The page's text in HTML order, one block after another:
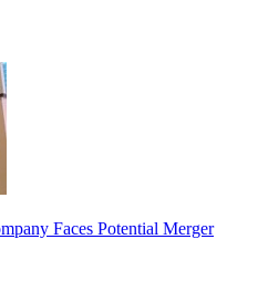
Faces Potential Merger